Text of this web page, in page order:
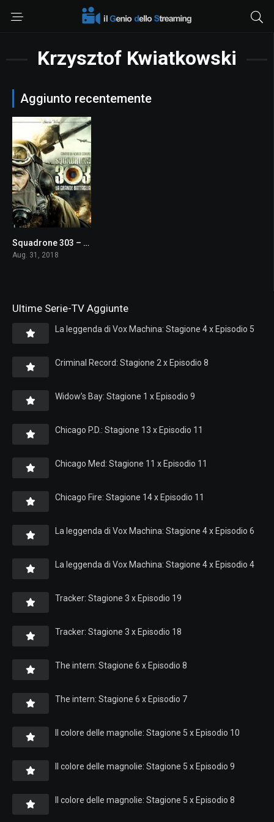
Krzysztof Kwiatkowski
Aggiunto recentemente
6.0Squadrone 303 – La grande battaglia
Aug. 31, 2018
Ultime Serie-TV Aggiunte
La leggenda di Vox Machina: Stagione 4 x Episodio 5
Criminal Record: Stagione 2 x Episodio 8
Widow’s Bay: Stagione 1 x Episodio 9
Chicago P.D.: Stagione 13 x Episodio 11
Chicago Med: Stagione 11 x Episodio 11
Chicago Fire: Stagione 14 x Episodio 11
La leggenda di Vox Machina: Stagione 4 x Episodio 6
La leggenda di Vox Machina: Stagione 4 x Episodio 4
Tracker: Stagione 3 x Episodio 19
Tracker: Stagione 3 x Episodio 18
The intern: Stagione 6 x Episodio 8
The intern: Stagione 6 x Episodio 7
Il colore delle magnolie: Stagione 5 x Episodio 10
Il colore delle magnolie: Stagione 5 x Episodio 9
Il colore delle magnolie: Stagione 5 x Episodio 8